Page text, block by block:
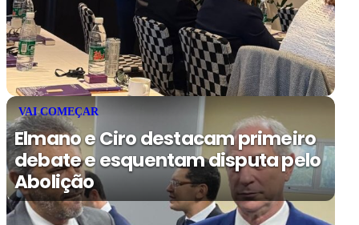
VAI COMEÇAR
Elmano e Ciro destacam primeiro
debate e esquentam disputa pelo
Abolição